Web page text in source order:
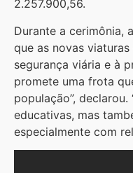
2.257.900,56.
Durante a cerimônia,
que as novas
segurança viária e à
promete uma frota
população”,
educativas, mas
especialmente com